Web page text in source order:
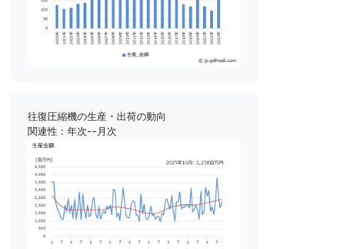
往復圧縮機の生産・出荷の動向
関連性：年次--月次